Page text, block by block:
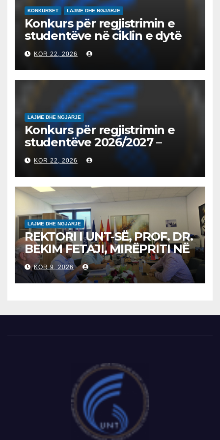
KONKURSET LAJME DHE NGJARJE
Konkurs për regjistrimin e
studentëve në ciklin e dytë
2026/2027 – Конкурс за
запишување на студенти
на втор циклус студии за
2026/2027
KOR 22, 2026
LAJME DHE NGJARJE
Konkurs për regjistrimin e
studentëve 2026/2027 –
Конкурс за запишување на
студенти за 2026/2027
KOR 22, 2026
LAJME DHE NGJARJE
REKTORI I UNT-SË, PROF. DR.
BEKIM FETAJI, MIRËPRITI NË
TAKIM ZYRTAR DREJTORIN E
SH.A MEPSO, DR. BURIM
LATIFIN
KOR 9, 2026